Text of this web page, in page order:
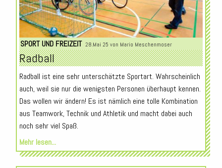
SPORT UND FREIZEIT 28.Mai 25 von Mario Meschenmoser
Radball
Radball ist eine sehr unterschätzte Sportart. Wahrscheinlich
auch, weil sie nur die wenigsten Personen überhaupt kennen.
Das wollen wir ändern! Es ist nämlich eine tolle Kombination
aus Teamwork, Technik und Athletik und macht dabei auch
noch sehr viel Spaß.
Mehr lesen...